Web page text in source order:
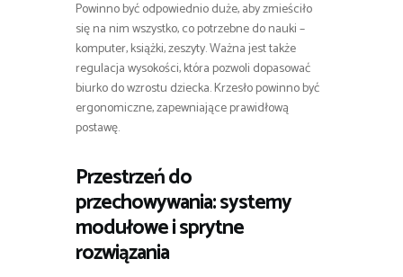
Powinno być odpowiednio duże, aby zmieściło
się na nim wszystko, co potrzebne do nauki –
komputer, książki, zeszyty. Ważna jest także
regulacja wysokości, która pozwoli dopasować
biurko do wzrostu dziecka. Krzesło powinno być
ergonomiczne, zapewniające prawidłową
postawę.
Przestrzeń do
przechowywania: systemy
modułowe i sprytne
rozwiązania